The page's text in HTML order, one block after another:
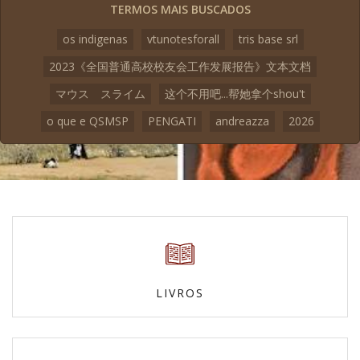
TERMOS MAIS BUSCADOS
os indigenas
vtunotesforall
tris base srl
2023《全国普通高校校友会工作发展报告》文本文档
マウス スライム
这个不用吧...帮她拿个shou't
o que e QSMSP
PENGATI andreazza 2026
LIVROS